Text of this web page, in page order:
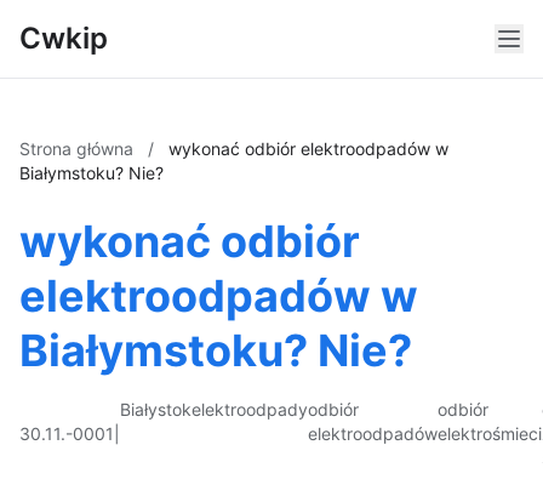
Cwkip
Strona główna /
wykonać odbiór elektroodpadów w
Białymstoku? Nie?
wykonać odbiór
elektroodpadów w
Białymstoku? Nie?
30.11.-0001
Białystokelektroodpadyodbiór
elektroodpadów
odbiór
elektrośmieci